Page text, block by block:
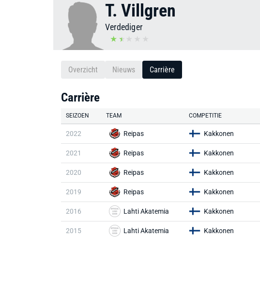
T. Villgren
Verdediger
Overzicht Nieuws Carrière
Carrière
SEIZOEN TEAM COMPETITIE
2022 Reipas Kakkonen
2021 Reipas Kakkonen
2020 Reipas Kakkonen
2019 Reipas Kakkonen
2016 Lahti Akatemia Kakkonen
2015 Lahti Akatemia Kakkonen